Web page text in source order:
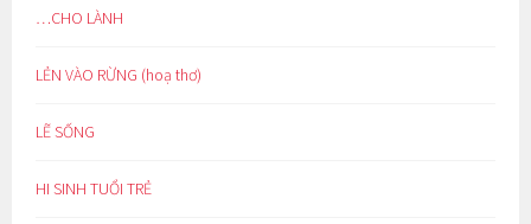
…CHO LÀNH
LẺN VÀO RỪNG (hoạ thơ)
LẼ SỐNG
HI SINH TUỔI TRẺ